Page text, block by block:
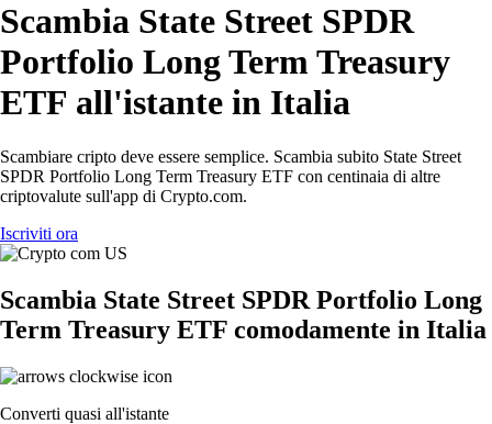
Scambia State Street SPDR
Portfolio Long Term Treasury
ETF all'istante in Italia
Scambiare cripto deve essere semplice. Scambia subito State Street
SPDR Portfolio Long Term Treasury ETF con centinaia di altre
criptovalute sull'app di Crypto.com.
Iscriviti ora
Scambia State Street SPDR Portfolio Long
Term Treasury ETF comodamente in Italia
Converti quasi all'istante